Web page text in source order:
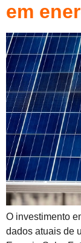
em
O investimento
dados atuais de